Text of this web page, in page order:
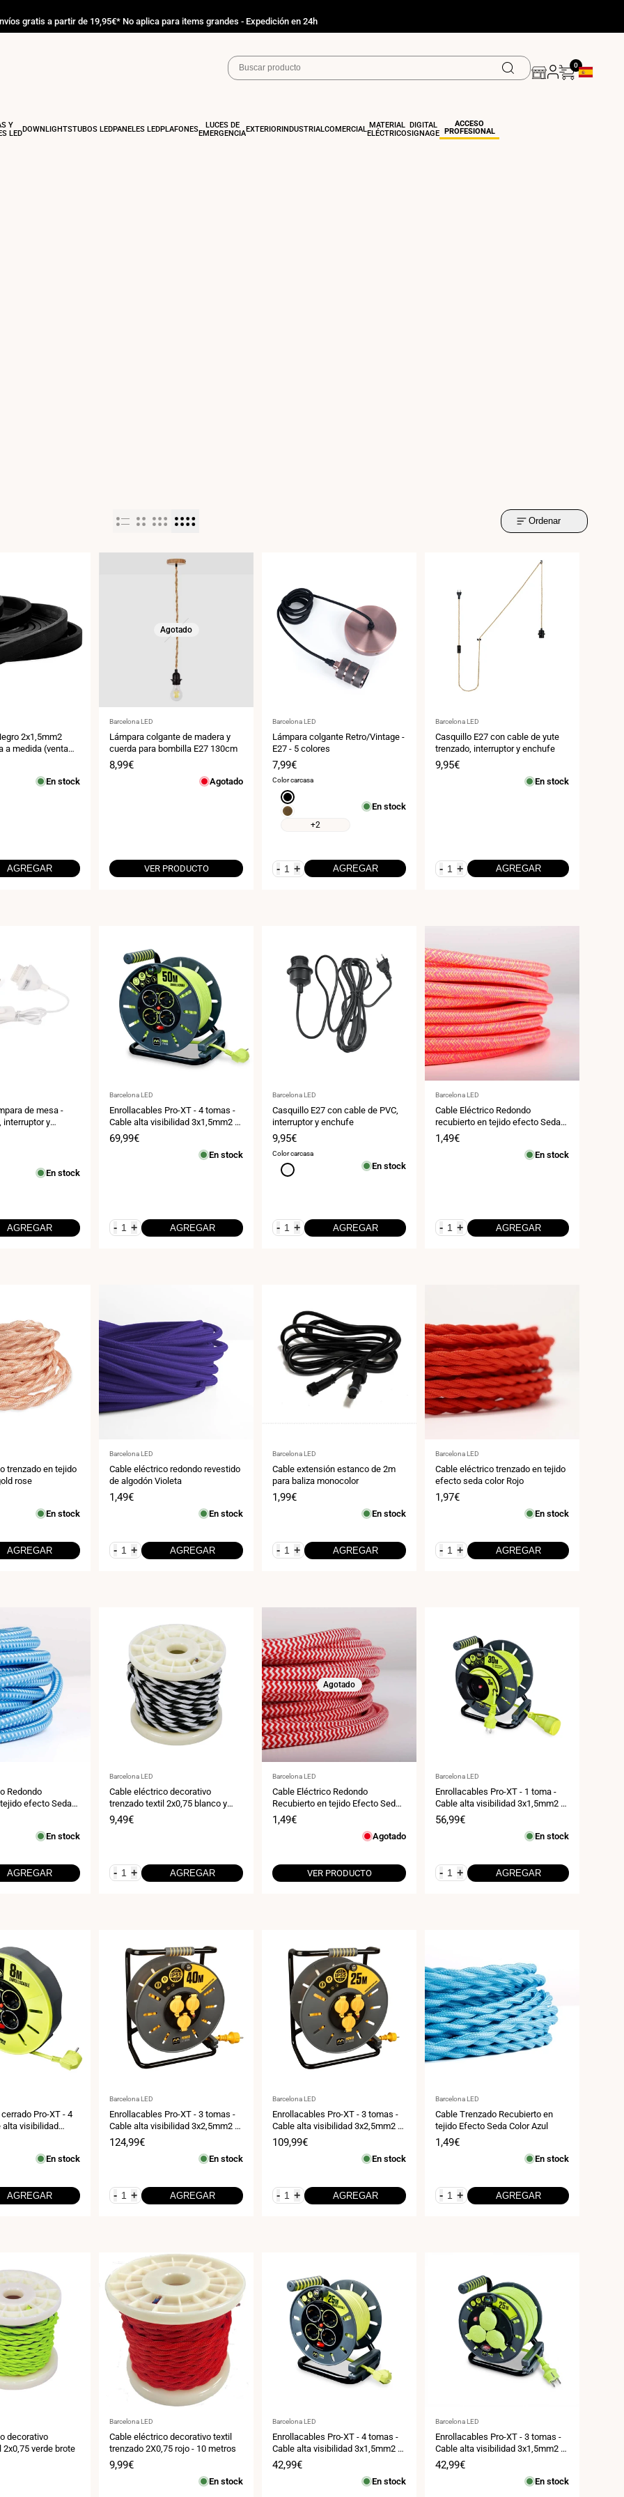
gratis a partir de 19,95€* No aplica para items grandes - Expedición en 24h
0
Y
LEDDOWNLIGHTSTUBOS LEDPANELES LEDPLAFONES
LUCES DE
EMERGENCIAEXTERIORINDUSTRIAL COMERCIAL MATERIAL
ELÉCTRICO
DIGITAL
SIGNAGE
ACCESO
PROFESIONAL
Ordenar
2x1,5mm2
a medida (venta
En stock
AGREGAR
Agotado
Proveedor:
Barcelona LED
Lámpara colgante de madera y
cuerda para bombilla E27 130cm
Precio
8,99€
Agotado
VER PRODUCTO
Proveedor:
Barcelona LED
Lámpara colgante Retro/Vintage -
E27 - 5 colores
Precio
de
venta
7,99€
Color carcasa
Negro
cromado
Latón
+2
En stock
- + AGREGAR
Proveedor:
Barcelona LED
Casquillo E27 con cable de yute
trenzado, interruptor y enchufe
Precio
9,95€
En stock
- + AGREGAR
de mesa -
interruptor y
En stock
AGREGAR
Proveedor:
Barcelona LED
Enrollacables Pro-XT - 4 tomas -
Cable alta visibilidad 3x1,5mm2 -
50m - IP20
Precio
69,99€
En stock
- + AGREGAR
Proveedor:
Barcelona LED
Casquillo E27 con cable de PVC,
interruptor y enchufe
Precio
de
venta
9,95€
Color carcasa
Blanco En stock
- + AGREGAR
Proveedor:
Barcelona LED
Cable Eléctrico Redondo
recubierto en tejido efecto Seda
Color Rosa y Amarillo
Precio
1,49€
En stock
- + AGREGAR
trenzado en tejido
rose
En stock
AGREGAR
Proveedor:
Barcelona LED
Cable eléctrico redondo revestido
de algodón Violeta
Precio
1,49€
En stock
- + AGREGAR
Proveedor:
Barcelona LED
Cable extensión estanco de 2m
para baliza monocolor
Precio
1,99€
En stock
- + AGREGAR
Proveedor:
Barcelona LED
Cable eléctrico trenzado en tejido
efecto seda color Rojo
Precio
1,97€
En stock
- + AGREGAR
Redondo
efecto Seda
En stock
AGREGAR
Proveedor:
Barcelona LED
Cable eléctrico decorativo
trenzado textil 2x0,75 blanco y
negro - 10 metros
Precio
9,49€
- + AGREGAR
Agotado
Proveedor:
Barcelona LED
Cable Eléctrico Redondo
Recubierto en tejido Efecto Seda
ZigZag, Rojo & Blanco
Precio
1,49€
Agotado
VER PRODUCTO
Proveedor:
Barcelona LED
Enrollacables Pro-XT - 1 toma -
Cable alta visibilidad 3x1,5mm2 -
30m + 3m - IP44
Precio
56,99€
En stock
- + AGREGAR
Pro-XT - 4
alta visibilidad
- IP20
En stock
AGREGAR
Proveedor:
Barcelona LED
Enrollacables Pro-XT - 3 tomas -
Cable alta visibilidad 3x2,5mm2 -
40m - IP55
Precio
124,99€
En stock
- + AGREGAR
Proveedor:
Barcelona LED
Enrollacables Pro-XT - 3 tomas -
Cable alta visibilidad 3x2,5mm2 -
25m - IP55
Precio
109,99€
En stock
- + AGREGAR
Proveedor:
Barcelona LED
Cable Trenzado Recubierto en
tejido Efecto Seda Color Azul
Precio
1,49€
En stock
- + AGREGAR
decorativo
2x0,75 verde brote
Proveedor:
Barcelona LED
Cable eléctrico decorativo textil
trenzado 2X0,75 rojo - 10 metros
Precio
9,99€
En stock
Proveedor:
Barcelona LED
Enrollacables Pro-XT - 4 tomas -
Cable alta visibilidad 3x1,5mm2 -
25m - IP20
Precio
42,99€
En stock
Proveedor:
Barcelona LED
Enrollacables Pro-XT - 3 tomas -
Cable alta visibilidad 3x1,5mm2 -
25m - IP44
Precio
42,99€
En stock